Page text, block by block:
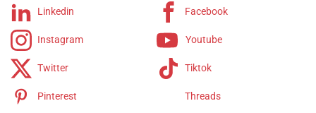
Linkedin Facebook
Instagram Youtube
Twitter Tiktok
Pinterest Threads